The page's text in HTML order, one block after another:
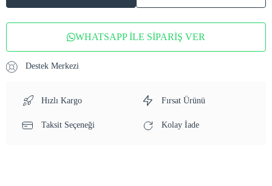
WHATSAPP İLE SİPARİŞ VER
Destek Merkezi
Hızlı Kargo Fırsat Ürünü
Taksit Seçeneği Kolay İade